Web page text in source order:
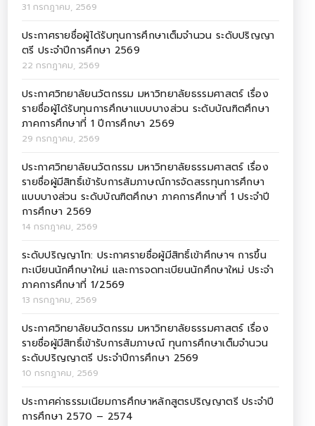
31 กรกฎาคม, 2569
ประกาศรายชื่อผู้ได้รับทุนการศึกษาเต็มจำนวน ระดับปริญญา
ตรี ประจำปีการศึกษา 2569
22 กรกฎาคม, 2569
ประกาศวิทยาลัยนวัตกรรม มหาวิทยาลัยธรรมศาสตร์ เรื่อง
รายชื่อผู้ได้รับทุนการศึกษาแบบบางส่วน ระดับบัณฑิตศึกษา
ภาคการศึกษาที่ 1 ปีการศึกษา 2569
29 กรกฎาคม, 2569
ประกาศวิทยาลัยนวัตกรรม มหาวิทยาลัยธรรมศาสตร์ เรื่อง
รายชื่อผู้มีสิทธิ์เข้ารับการสัมภาษณ์การจัดสรรทุนการศึกษา
แบบบางส่วน ระดับบัณฑิตศึกษา ภาคการศึกษาที่ 1 ประจำปี
การศึกษา 2569
14 กรกฎาคม, 2569
ระดับปริญญาโท: ประกาศรายชื่อผู้มีสิทธิ์เข้าศึกษาฯ การขึ้น
ทะเบียนนักศึกษาใหม่ และการจดทะเบียนนักศึกษาใหม่ ประจำ
ภาคการศึกษาที่ 1/2569
13 กรกฎาคม, 2569
ประกาศวิทยาลัยนวัตกรรม มหาวิทยาลัยธรรมศาสตร์ เรื่อง
รายชื่อผู้มีสิทธิ์เข้ารับการสัมภาษณ์ ทุนการศึกษาเต็มจำนวน
ระดับปริญญาตรี ประจำปีการศึกษา 2569
10 กรกฎาคม, 2569
ประกาศค่าธรรมเนียมการศึกษาหลักสูตรปริญญาตรี ประจำปี
การศึกษา 2570 – 2574